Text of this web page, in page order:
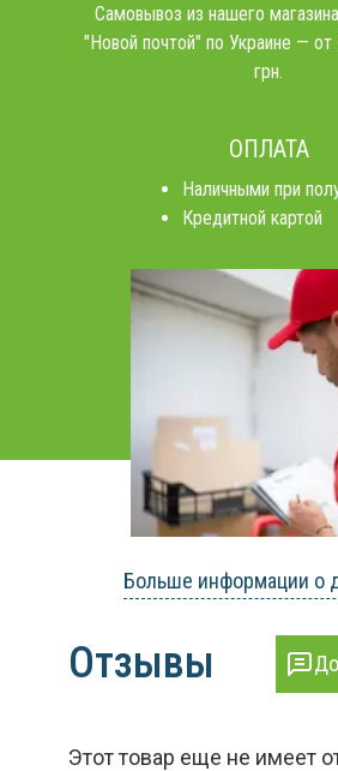
Самовывоз из нашего
"Новой почтой" по Украине — от
грн.
ОПЛАТА
Наличными при
Кредитной картой
Больше информации о
Отзывы
Этот товар еще не имеет